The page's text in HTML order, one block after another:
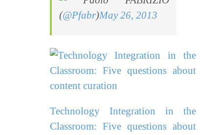
(@Pfabr)May 26, 2013
Technology Integration in the
Classroom: Five questions about